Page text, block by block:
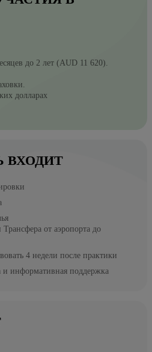
до 2 лет (AUD 11 620).
долларах
ВХОДИТ
от аэропорта до
4 недели после практики
информативная поддержка